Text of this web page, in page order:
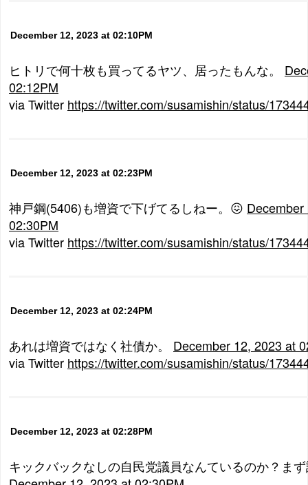
December 12, 2023 at 02:10PM
ヒトリで何十枚も買ってるヤツ、居ったもんな。
02:12PM
via Twitter https://twitter.com/susamishin/status/
December 12, 2023 at 02:23PM
神戸鋼(5406)も増資で下げてるしねー。😖
02:30PM
via Twitter https://twitter.com/susamishin/status/
December 12, 2023 at 02:24PM
あれは増資ではなく社債か。 December 12, 2023 at
via Twitter https://twitter.com/susamishin/status/
December 12, 2023 at 02:28PM
キックバックなしの自民党議員なんているのか？ま